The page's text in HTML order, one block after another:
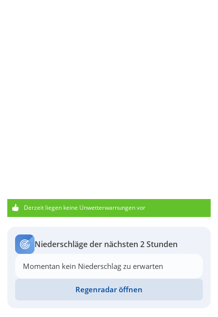
Derzeit liegen keine Unwetterwarnungen vor
Niederschläge der nächsten 2 Stunden
Momentan kein Niederschlag zu erwarten
Regenradar öffnen